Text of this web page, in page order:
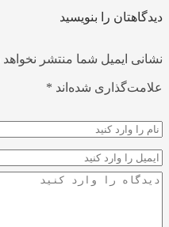
را بنویسید
ایمیل شما منتشر نخواهد شد.
شده‌اند*